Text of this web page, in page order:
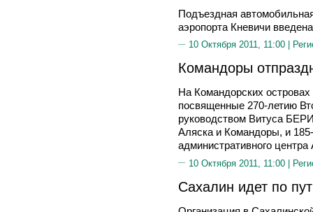
Подъездная
аэропорта Кневичи
10 Октября 2011, 11:00 |
Командоры
На Командорских
посвященные 270-летию
руководством Витуса
Аляска и Командоры, и
административного центра
10 Октября 2011, 11:00 |
Сахалин идет по